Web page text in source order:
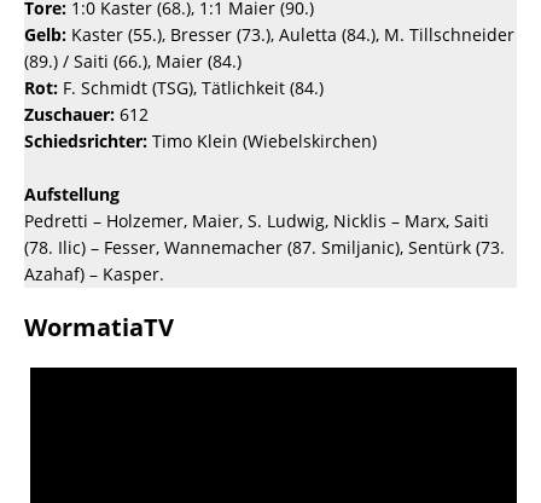
Tore: 1:0 Kaster (68.), 1:1 Maier (90.)
Gelb: Kaster (55.), Bresser (73.), Auletta (84.), M. Tillschneider
(89.) / Saiti (66.), Maier (84.)
Rot: F. Schmidt (TSG), Tätlichkeit (84.)
Zuschauer: 612
Schiedsrichter: Timo Klein (Wiebelskirchen)
Aufstellung
Pedretti – Holzemer, Maier, S. Ludwig, Nicklis – Marx, Saiti
(78. Ilic) – Fesser, Wannemacher (87. Smiljanic), Sentürk (73.
Azahaf) – Kasper.
WormatiaTV